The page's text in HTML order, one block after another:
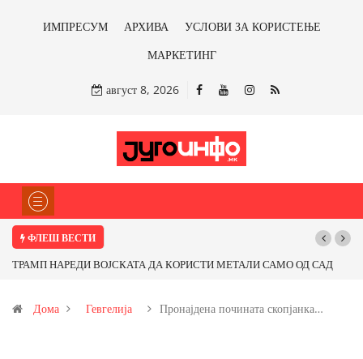
ИМПРЕСУМ АРХИВА
УСЛОВИ ЗА КОРИСТЕЊЕ
МАРКЕТИНГ
август 8, 2026
ФЛЕШ ВЕСТИ
ТРАМП НАРЕДИ ВОЈСКАТА ДА КОРИСТИ МЕТАЛИ САМО ОД САД
Иловица и со антимонот?
Дома Гевгелија Пронајдена почината скопјанка…